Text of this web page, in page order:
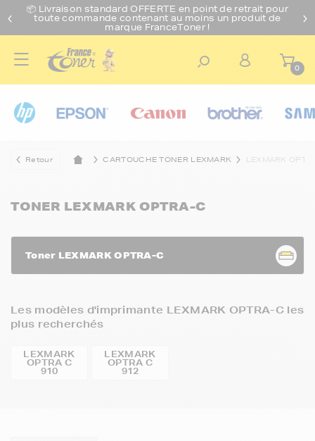
📦 Livraison standard OFFERTE en point de retrait pour
toute commande contenant au moins un produit de
marque FranceToner !
0
Retour CARTOUCHE TONER LEXMARK LEXMARK
TONER LEXMARK OPTRA-C
Toner LEXMARK OPTRA-C
Les modèles d'imprimante LEXMARK OPTRA-C les
plus recherchés
LEXMARK
OPTRA C
910
LEXMARK
OPTRA C
912